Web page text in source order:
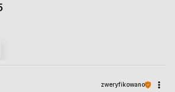
zweryfikowano